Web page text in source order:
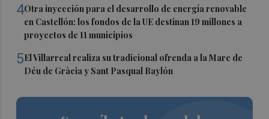
4Otra inyección para el desarrollo de energía renovable
en Castellón: los fondos de la UE destinan 19 millones a
proyectos de 11 municipios
5El Villarreal realiza su tradicional ofrenda a la Mare de
Déu de Gràcia y Sant Pasqual Baylón